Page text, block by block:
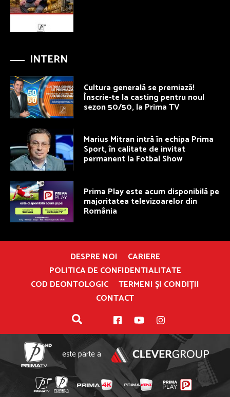
INTERN
Cultura generală se premiază!
Înscrie-te la casting pentru noul
sezon 50/50, la Prima TV
Marius Mitran intră în echipa Prima
Sport, în calitate de invitat
permanent la Fotbal Show
Prima Play este acum disponibilă pe
majoritatea televizoarelor din
România
DESPRE NOI
CARIERE
POLITICA DE CONFIDENTIALITATE
COD DEONTOLOGIC
TERMENI ȘI CONDIȚII
CONTACT
este parte a